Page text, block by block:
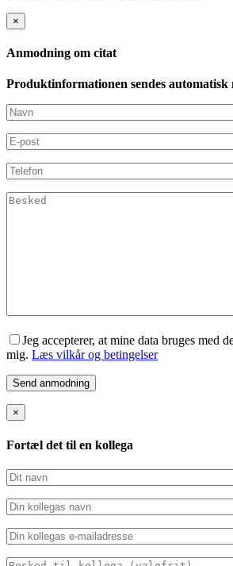
×
Anmodning om citat
Produktinformationen sendes automatisk
Jeg accepterer, at mine data bruges med
mig. Læs vilkår og betingelser
×
Fortæl det til en kollega